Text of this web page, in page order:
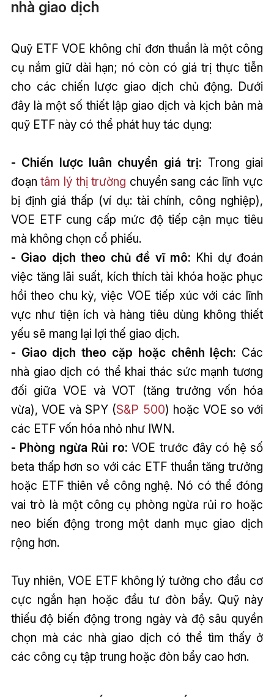
nhà giao dịch
Quỹ ETF VOE không chỉ đơn thuần là một công
cụ nắm giữ dài hạn; nó còn có giá trị thực tiễn
cho các chiến lược giao dịch chủ động. Dưới
đây là một số thiết lập giao dịch và kịch bản mà
quỹ ETF này có thể phát huy tác dụng:
- Chiến lược luân chuyển giá trị: Trong giai
đoạntâm lý thị trường chuyển sang các lĩnh vực
bị định giá thấp (ví dụ: tài chính, công nghiệp),
VOE ETF cung cấp mức độ tiếp cận mục tiêu
mà không chọn cổ phiếu.
- Giao dịch theo chủ đề vĩ mô: Khi dự đoán
việc tăng lãi suất, kích thích tài khóa hoặc phục
hồi theo chu kỳ, việc VOE tiếp xúc với các lĩnh
vực như tiện ích và hàng tiêu dùng không thiết
yếu sẽ mang lại lợi thế giao dịch.
- Giao dịch theo cặp hoặc chênh lệch: Các
nhà giao dịch có thể khai thác sức mạnh tương
đối giữa VOE và VOT (tăng trưởng vốn hóa
vừa), VOE và SPY (S&P 500) hoặc VOE so với
các ETF vốn hóa nhỏ như IWN.
- Phòng ngừa Rủi ro: VOE trước đây có hệ số
beta thấp hơn so với các ETF thuần tăng trưởng
hoặc ETF thiên về công nghệ. Nó có thể đóng
vai trò là một công cụ phòng ngừa rủi ro hoặc
neo biến động trong một danh mục giao dịch
rộng hơn.
Tuy nhiên, VOE ETF không lý tưởng cho đầu cơ
cực ngắn hạn hoặc đầu tư đòn bẩy. Quỹ này
thiếu độ biến động trong ngày và độ sâu quyền
chọn mà các nhà giao dịch có thể tìm thấy ở
các công cụ tập trung hoặc đòn bẩy cao hơn.